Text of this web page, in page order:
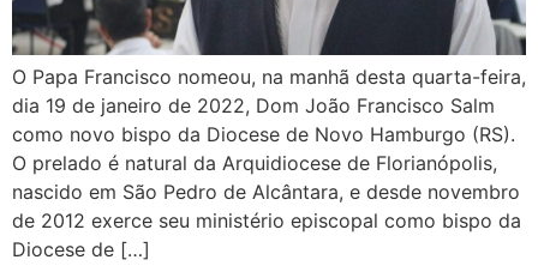
O Papa Francisco nomeou, na manhã desta quarta-feira,
dia 19 de janeiro de 2022, Dom João Francisco Salm
como novo bispo da Diocese de Novo Hamburgo (RS).
O prelado é natural da Arquidiocese de Florianópolis,
nascido em São Pedro de Alcântara, e desde novembro
de 2012 exerce seu ministério episcopal como bispo da
Diocese de […]